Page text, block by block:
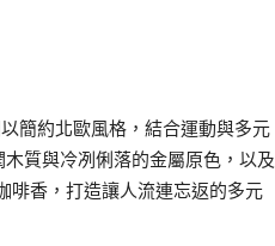
簡約北歐風格，結合運動與多元
質與冷冽俐落的金屬原色，以及
啡香，打造讓人流連忘返的多元